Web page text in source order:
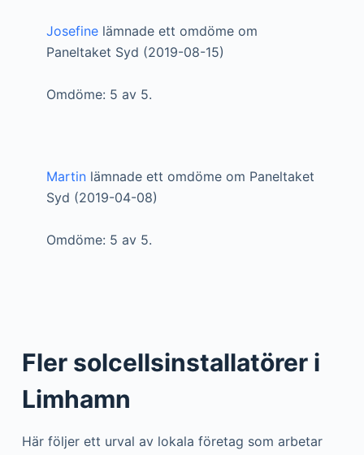
Josefinelämnade ett omdöme om
Paneltaket Syd (2019-08-15)
Omdöme: 5 av 5.
Martinlämnade ett omdöme om Paneltaket
Syd (2019-04-08)
Omdöme: 5 av 5.
Fler solcellsinstallatörer i
Limhamn
Här följer ett urval av lokala företag som arbetar